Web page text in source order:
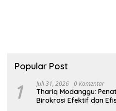
Popular Post
1 Juli 31, 2026 0 Komentar
Thariq Modanggu:
Birokrasi Efektif dan